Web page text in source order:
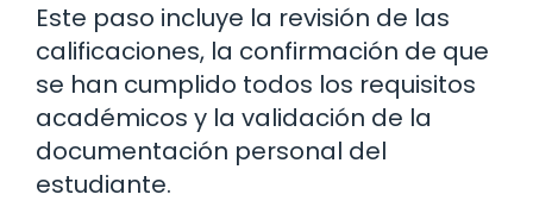
Este paso incluye la revisión de las
calificaciones, la confirmación de que
se han cumplido todos los requisitos
académicos y la validación de la
documentación personal del
estudiante.